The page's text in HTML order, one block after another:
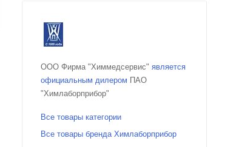
ООО Фирма "Химмедсервис" является
официальным дилером ПАО
"Химлаборприбор"
Все товары категории
Все товары бренда Химлаборприбор